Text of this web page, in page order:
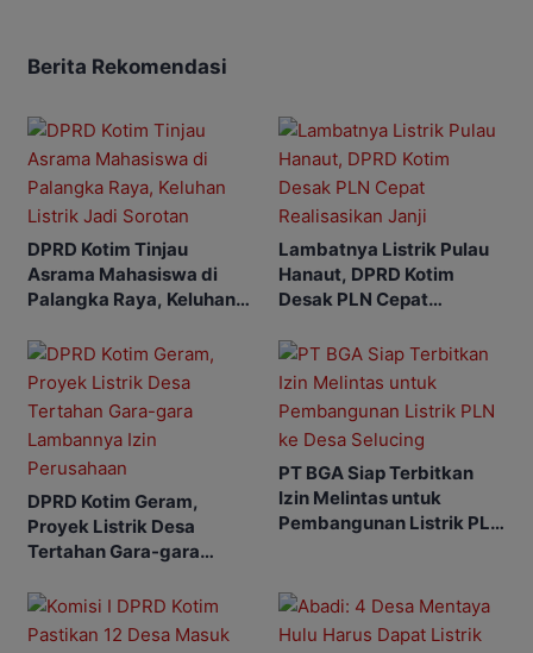
Berita Rekomendasi
DPRD Kotim Tinjau
Asrama Mahasiswa di
Palangka Raya, Keluhan
Lambatnya Listrik Pulau
Hanaut, DPRD Kotim
Desak PLN Cepat
DPRD Kotim Geram,
Proyek Listrik Desa
Tertahan Gara-gara
Perusahaan
PT BGA Siap Terbitkan
Izin Melintas untuk
Pembangunan Listrik PLN